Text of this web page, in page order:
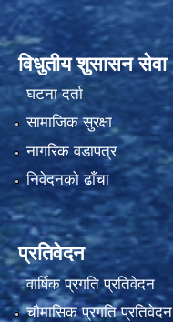
विधुतीय शुसासन सेवा
घटना दर्ता
सामाजिक सुरक्षा
नागरिक वडापत्र
निवेदनको ढाँचा
प्रतिवेदन
वार्षिक प्रगति प्रतिवेदन
चौमासिक प्रगति प्रतिवेदन